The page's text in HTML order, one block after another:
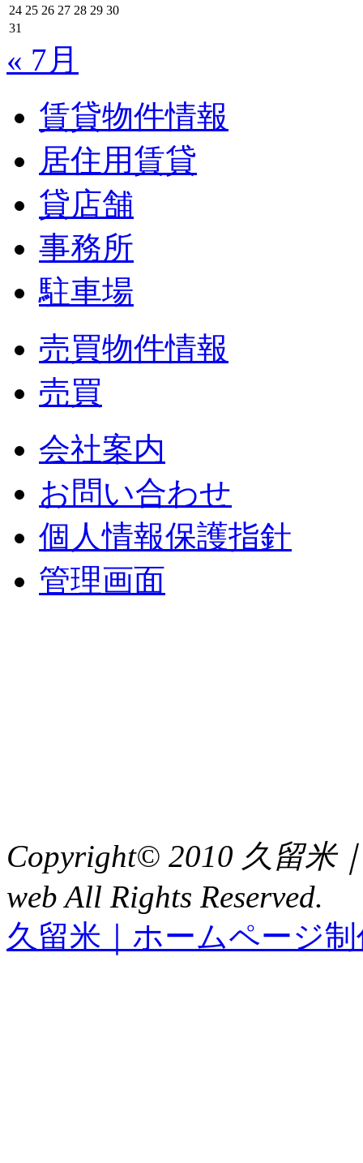
24 25 26 27 28 29 30
31
« 7月
賃貸物件情報
居住用賃貸
貸店舗
事務所
駐車場
売買物件情報
売買
会社案内
お問い合わせ
個人情報保護指針
管理画面
Copyright© 2010 久留米
web All Rights Reserved.
久留米｜ホームページ